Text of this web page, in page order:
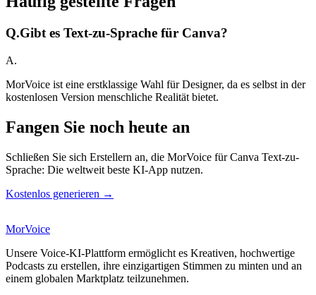
Q.Gibt es Text-zu-Sprache für Canva?
A.
MorVoice ist eine erstklassige Wahl für Designer, da es selbst in der
kostenlosen Version menschliche Realität bietet.
Fangen Sie noch heute an
Schließen Sie sich Erstellern an, die MorVoice für Canva Text-zu-
Sprache: Die weltweit beste KI-App nutzen.
Kostenlos generieren →
MorVoice
Unsere Voice-KI-Plattform ermöglicht es Kreativen, hochwertige
Podcasts zu erstellen, ihre einzigartigen Stimmen zu minten und an
einem globalen Marktplatz teilzunehmen.